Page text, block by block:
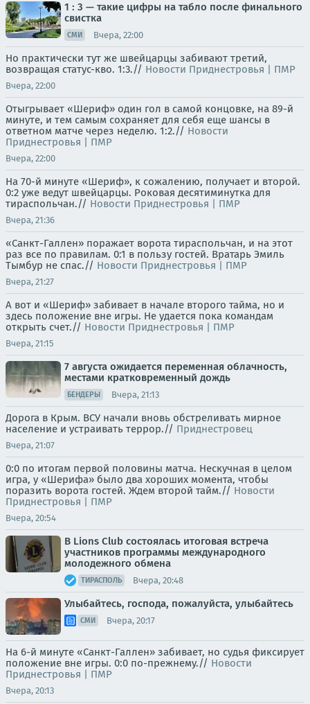
1 : 3 — такие цифры на табло после финального
свистка
СМИ Вчера, 22:00
Но практически тут же швейцарцы забивают третий,
возвращая статус-кво. 1:3.// Новости Приднестровья | ПМР
Вчера, 22:00
Отыгрывает «Шериф» один гол в самой концовке, на 89-й
минуте, и тем самым сохраняет для себя еще шансы в
ответном матче через неделю. 1:2.// Новости
Приднестровья | ПМР
Вчера, 22:00
На 70-й минуте «Шериф», к сожалению, получает и второй.
0:2 уже ведут швейцарцы. Роковая десятиминутка для
тираспольчан.// Новости Приднестровья | ПМР
Вчера, 21:36
«Санкт-Галлен» поражает ворота тираспольчан, и на этот
раз все по правилам. 0:1 в пользу гостей. Вратарь Эмиль
Тымбур не спас.// Новости Приднестровья | ПМР
Вчера, 21:27
А вот и «Шериф» забивает в начале второго тайма, но и
здесь положение вне игры. Не удается пока командам
открыть счет.// Новости Приднестровья | ПМР
Вчера, 21:15
7 августа ожидается переменная облачность,
местами кратковременный дождь
БЕНДЕРЫ Вчера, 21:13
Дорога в Крым. ВСУ начали вновь обстреливать мирное
население и устраивать террор.// Приднестровец
Вчера, 21:07
0:0 по итогам первой половины матча. Нескучная в целом
игра, у «Шерифа» было два хороших момента, чтобы
поразить ворота гостей. Ждем второй тайм.// Новости
Приднестровья | ПМР
Вчера, 20:54
В Lions Club состоялась итоговая встреча
участников программы международного
молодежного обмена
ТИРАСПОЛЬ Вчера, 20:48
Улыбайтесь, господа, пожалуйста, улыбайтесь
СМИ Вчера, 20:17
На 6-й минуте «Санкт-Галлен» забивает, но судья фиксирует
положение вне игры. 0:0 по-прежнему.// Новости
Приднестровья | ПМР
Вчера, 20:13